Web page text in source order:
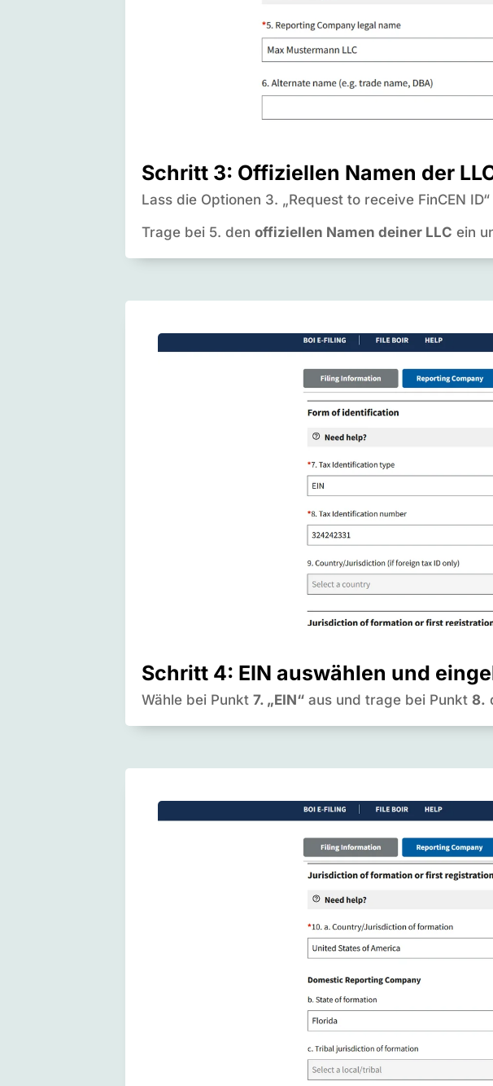
Schritt 3: Offiziellen Namen der
Lass die Optionen 3. „Request to receive FinCEN
Trage bei 5. denoffiziellen Namen deiner LLC ein
Schritt 4: EIN auswählen und
Wähle bei Punkt7. „EIN“ aus und trage bei Punkt8.